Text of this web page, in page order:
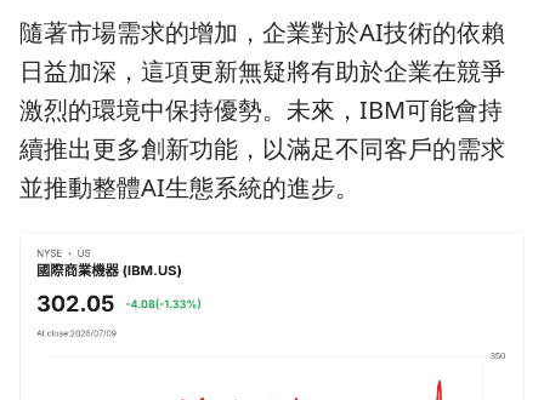
隨著市場需求的增加，企業對於AI技術的依賴
日益加深，這項更新無疑將有助於企業在競爭
激烈的環境中保持優勢。未來，IBM可能會持
續推出更多創新功能，以滿足不同客戶的需求
並推動整體AI生態系統的進步。